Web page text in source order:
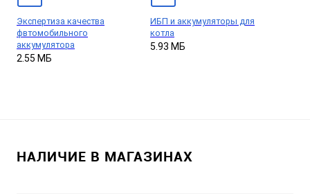
Экспертиза качества
фвтомобильного
аккумулятора
2.55 МБ
ИБП и аккумуляторы для
котла
5.93 МБ
НАЛИЧИЕ В МАГАЗИНАХ